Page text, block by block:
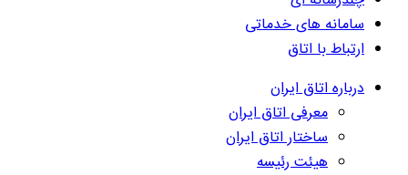
سامانه های خدماتی
ارتباط با اتاق
درباره اتاق ایران
معرفی اتاق ایران
ساختار اتاق ایران
هیئت رئیسه